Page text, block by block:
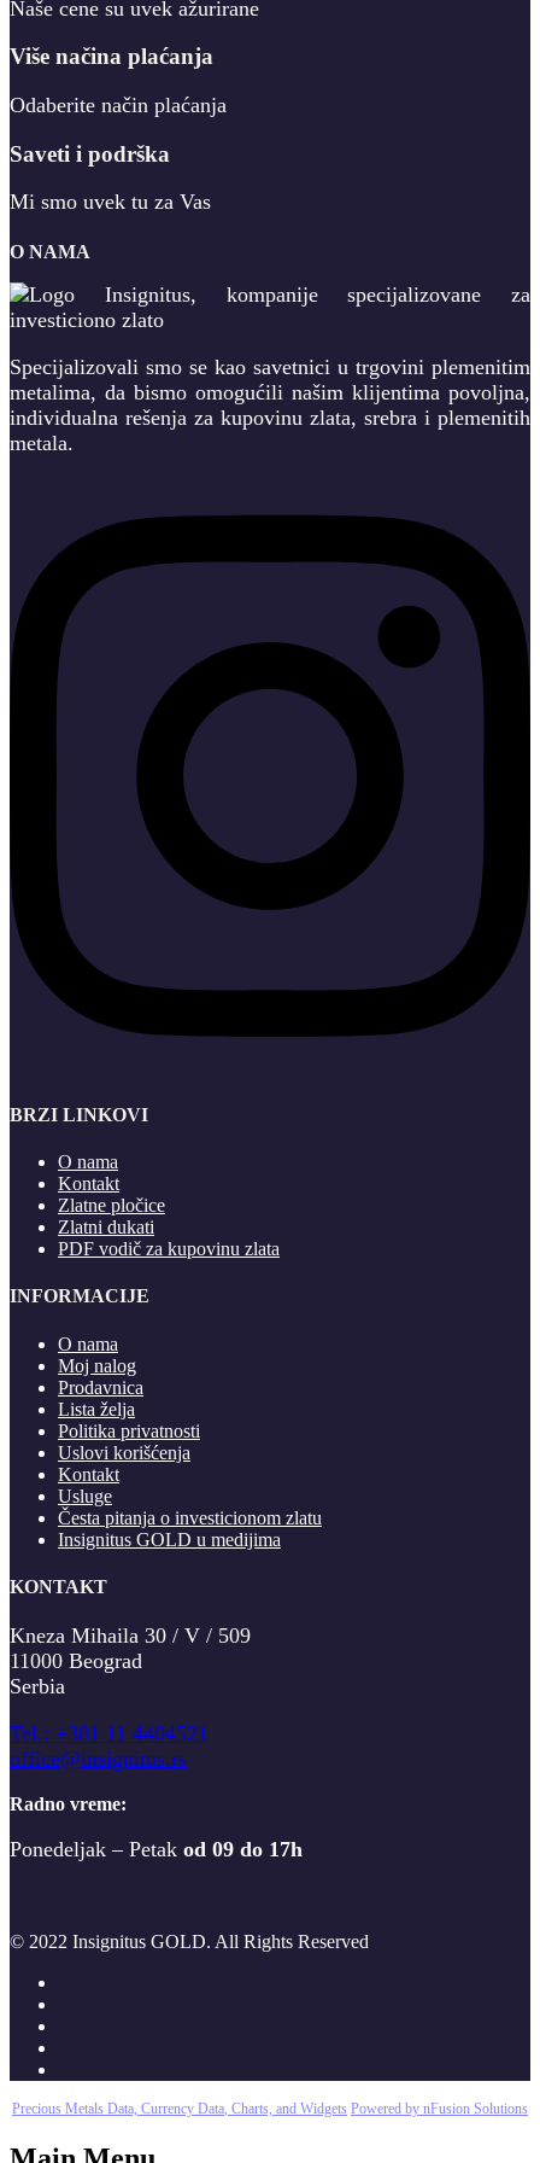
Naše cene su uvek ažurirane
Više načina plaćanja
Odaberite način plaćanja
Saveti i podrška
Mi smo uvek tu za Vas
O NAMA
Specijalizovali smo se kao savetnici u trgovini plemenitim
metalima, da bismo omogućili našim klijentima povoljna,
individualna rešenja za kupovinu zlata, srebra i plemenitih
metala.
BRZI LINKOVI
O nama
Kontakt
Zlatne pločice
Zlatni dukati
PDF vodič za kupovinu zlata
INFORMACIJE
O nama
Moj nalog
Prodavnica
Lista želja
Politika privatnosti
Uslovi korišćenja
Kontakt
Usluge
Česta pitanja o investicionom zlatu
Insignitus GOLD u medijima
KONTAKT
Kneza Mihaila 30 / V / 509
11000 Beograd
Serbia
Tel.: +381 11 4404521
office@insignitus.rs
Radno vreme:
Ponedeljak – Petak od 09 do 17h
© 2022 Insignitus GOLD. All Rights Reserved
Precious Metals Data, Currency Data, Charts, and Widgets Powered by nFusion Solutions